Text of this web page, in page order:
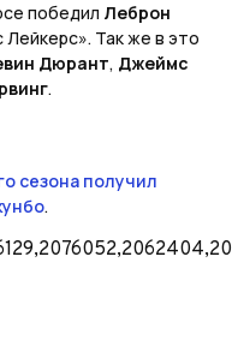
победил Леброн
Так же в это
Дюрант, Джеймс
.
сезона получил
.